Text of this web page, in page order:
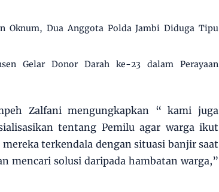
Oknum, Dua Anggota Polda Jambi Diduga Tipu
Gelar Donor Darah ke-23 dalam Perayaan
Zalfani mengungkapkan “ kami juga
tentang Pemilu agar warga ikut
terkendala dengan situasi banjir saat
mencari solusi daripada hambatan warga,”